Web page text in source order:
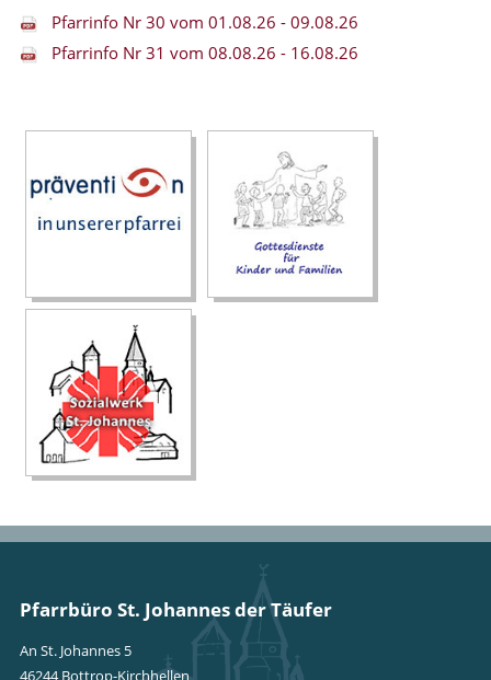
Pfarrinfo Nr 30 vom 01.08.26 - 09.08.26
Pfarrinfo Nr 31 vom 08.08.26 - 16.08.26
Pfarrbüro St. Johannes der Täufer
An St. Johannes 5
46244 Bottrop-Kirchhellen